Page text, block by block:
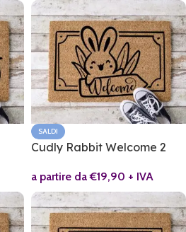
SALDI
Cudly Rabbit Welcome 2
a partire da€19,90 + IVA